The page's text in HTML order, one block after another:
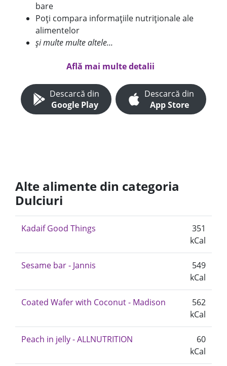
bare
Poți compara informațiile nutriționale ale
alimentelor
și multe multe altele...
Află mai multe detalii
Descarcă din
Google Play
Descarcă din
App Store
Alte alimente din categoria
Dulciuri
Kadaif Good Things
351
kCal
Sesame bar - Jannis
549
kCal
Coated Wafer with Coconut - Madison
562
kCal
Peach in jelly - ALLNUTRITION
60
kCal